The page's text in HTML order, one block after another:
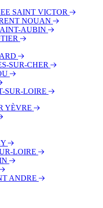
SAINT VICTOR
NOUAN
AUBIN
SUR-CHER
SUR-LOIRE
YÈVRE
LOIRE
ANDRE